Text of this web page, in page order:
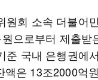
원회 소속 더불어
으로부터 제출받
준 국내 은행권에
액은 13조2000억